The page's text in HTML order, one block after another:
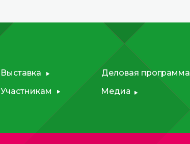
Медиа
Участникам
Деловая программа
Выставка